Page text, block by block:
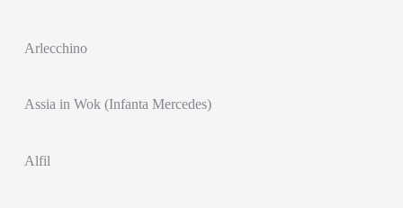
Arlecchino
Assia in Wok (Infanta Mercedes)
Alfil